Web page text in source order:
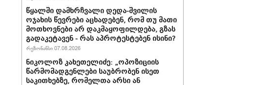
წყალში დამხრჩვალი დედა-შვილის
ოჯახის წევრები აცხადებენ, რომ თუ მათი
მოთხოვნები არ დაკმაყოფილდება, გზას
გადაკეტავენ - რას აპროტესტებენ ისინი?
რეზონანსი 07.08.2026
ნიკოლოზ კახეთელიძე: „ოპოზიციის
წარმომადგენლები საუბრობენ ისეთ
საკითხებზე, რომელთა არსი ან